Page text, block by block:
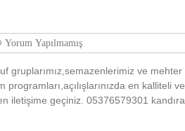
Yorum Yapılmamış
gruplarımız,semazenlerimiz ve mehter
en kalliteli ve
iletişime geçiniz. 05376579301 kandıra